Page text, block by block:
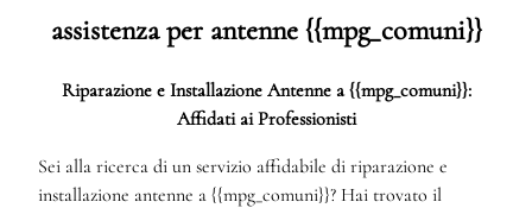
assistenza per antenne {{mpg_comuni}}
Riparazione e Installazione Antenne a {{mpg_comuni}}:
Affidati ai Professionisti
Sei alla ricerca di un servizio affidabile di riparazione e
installazione antenne a {{mpg_comuni}}? Hai trovato il